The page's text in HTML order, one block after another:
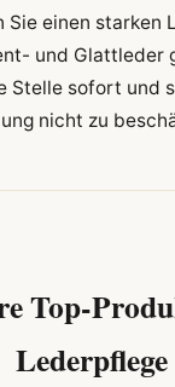
Sie einen starken
und Glattleder
Stelle sofort und
nicht zu
Top-
Lederpflege